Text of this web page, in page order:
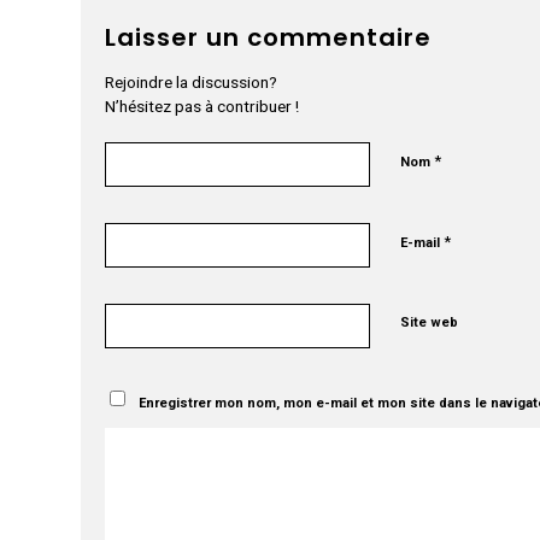
Laisser un commentaire
Rejoindre la discussion?
N’hésitez pas à contribuer !
Nom*
E-mail*
Site web
Enregistrer mon nom, mon e-mail et mon site dans le